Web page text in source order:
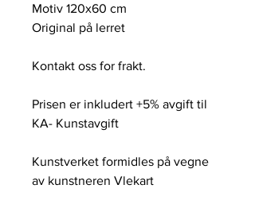
Motiv 120x60 cm
Original på lerret
Kontakt oss for frakt.
Prisen er inkludert +5% avgift til
KA- Kunstavgift
Kunstverket formidles på vegne
av kunstneren Vlekart